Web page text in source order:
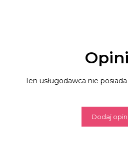
Ten usługodawca nie
Dodaj